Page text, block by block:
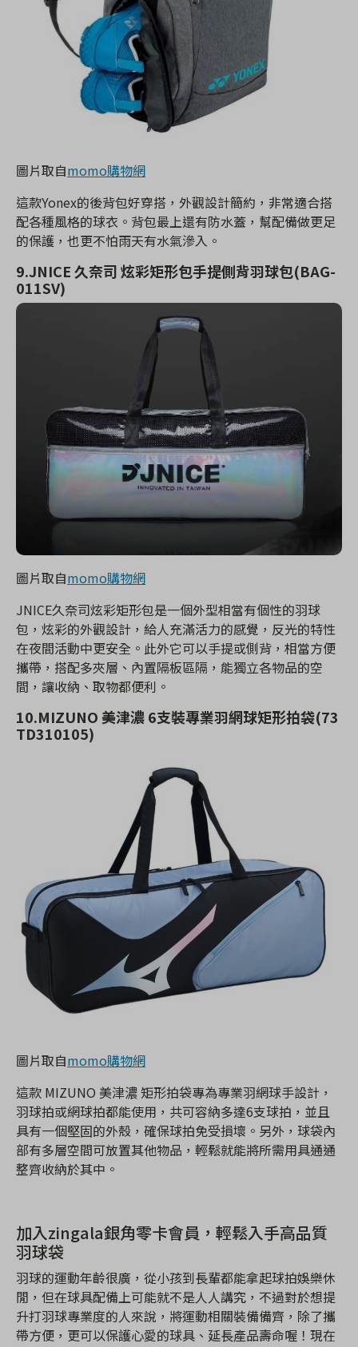
圖片取自momo購物網
這款Yonex的後背包好穿搭，外觀設計簡約，非常適合搭
配各種風格的球衣。背包最上還有防水蓋，幫配備做更足
的保護，也更不怕雨天有水氣滲入。
9.JNICE 久奈司 炫彩矩形包手提側背羽球包(BAG-
011SV)
圖片取自momo購物網
JNICE久奈司炫彩矩形包是一個外型相當有個性的羽球
包，炫彩的外觀設計，給人充滿活力的感覺，反光的特性
在夜間活動中更安全。此外它可以手提或側背，相當方便
攜帶，搭配多夾層、內置隔板區隔，能獨立各物品的空
間，讓收納、取物都便利。
10.MIZUNO 美津濃 6支裝專業羽網球矩形拍袋(73
TD310105)
圖片取自momo購物網
這款 MIZUNO 美津濃 矩形拍袋專為專業羽網球手設計，
羽球拍或網球拍都能使用，共可容納多達6支球拍，並且
具有一個堅固的外殼，確保球拍免受損壞。另外，球袋內
部有多層空間可放置其他物品，輕鬆就能將所需用具通通
整齊收納於其中。
加入zingala銀角零卡會員，輕鬆入手高品質
羽球袋
羽球的運動年齡很廣，從小孩到長輩都能拿起球拍娛樂休
閒，但在球具配備上可能就不是人人講究，不過對於想提
升打羽球專業度的人來說，將運動相關裝備備齊，除了攜
帶方便，更可以保護心愛的球具、延長產品壽命喔！現在